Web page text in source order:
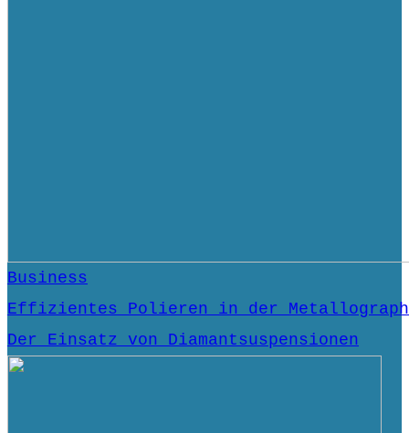
Business
Effizientes Polieren in der
Der Einsatz von Diamantsuspensionen